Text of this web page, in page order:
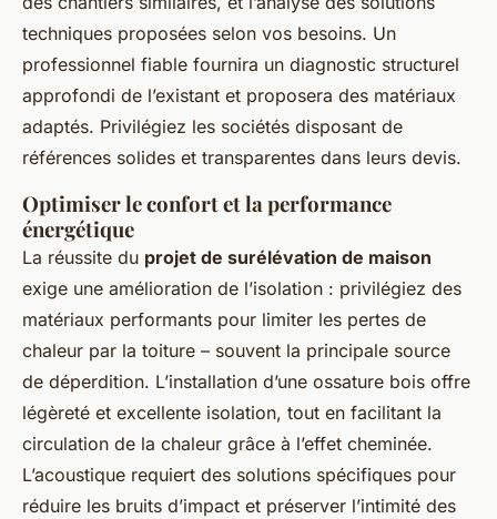
techniques proposées selon vos besoins. Un
professionnel fiable fournira un diagnostic structurel
approfondi de l’existant et proposera des matériaux
adaptés. Privilégiez les sociétés disposant de
références solides et transparentes dans leurs devis.
Optimiser le confort et la performance
énergétique
La réussite du projet de surélévation de maison
exige une amélioration de l’isolation : privilégiez des
matériaux performants pour limiter les pertes de
chaleur par la toiture – souvent la principale source
de déperdition. L’installation d’une ossature bois offre
légèreté et excellente isolation, tout en facilitant la
circulation de la chaleur grâce à l’effet cheminée.
L’acoustique requiert des solutions spécifiques pour
réduire les bruits d’impact et préserver l’intimité des